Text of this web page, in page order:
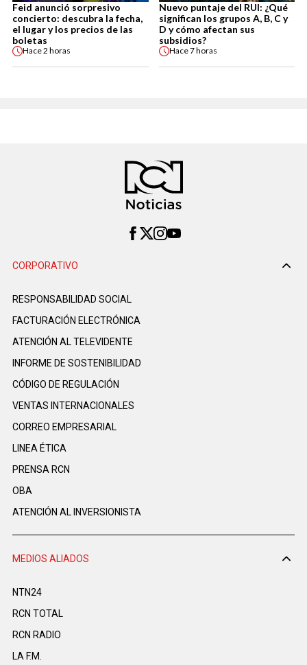
Feid anunció sorpresivo
concierto: descubra la fecha,
el lugar y los precios de las
boletas
Hace2 horas
Nuevo puntaje del RUI: ¿Qué
significan los grupos A, B, C y
D y cómo afectan sus
subsidios?
Hace7 horas
CORPORATIVO
RESPONSABILIDAD SOCIAL
FACTURACIÓN ELECTRÓNICA
ATENCIÓN AL TELEVIDENTE
INFORME DE SOSTENIBILIDAD
CÓDIGO DE REGULACIÓN
VENTAS INTERNACIONALES
CORREO EMPRESARIAL
LINEA ÉTICA
PRENSA RCN
OBA
ATENCIÓN AL INVERSIONISTA
MEDIOS ALIADOS
NTN24
RCN TOTAL
RCN RADIO
LA F.M.